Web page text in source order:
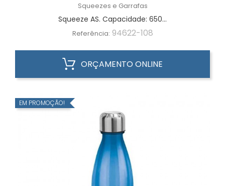
Squeezes e Garrafas
Squeeze AS. Capacidade: 650...
Referência: 94622-108
ORÇAMENTO ONLINE
EM PROMOÇÃO!